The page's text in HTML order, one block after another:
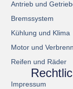
Antrieb und
Bremssystem
Kühlung und Klima
Motor und
Reifen und Räder
Impressum